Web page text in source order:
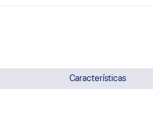
Características